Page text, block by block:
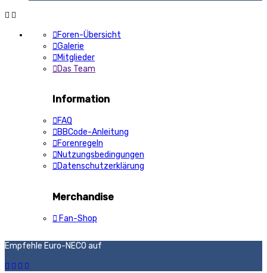
Foren-Übersicht
Galerie
Mitglieder
Das Team
Information
FAQ
BBCode-Anleitung
Forenregeln
Nutzungsbedingungen
Datenschutzerklärung
Merchandise
Fan-Shop
Empfehle Euro-NECO auf